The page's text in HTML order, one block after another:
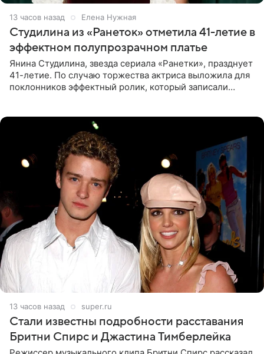
13 часов назад Елена Нужная
Студилина из «Ранеток» отметила 41-летие в
эффектном полупрозрачном платье
Янина Студилина, звезда сериала «Ранетки», празднует
41-летие. По случаю торжества актриса выложила для
поклонников эффектный ролик, который записали
13 часов назад super.ru
Стали известны подробности расставания
Бритни Спирс и Джастина Тимберлейка